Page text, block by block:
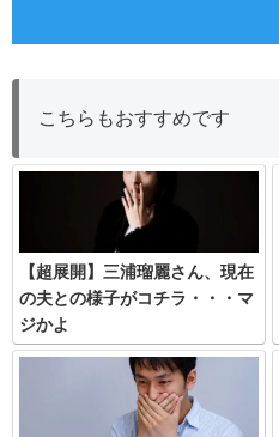
こちらもおすすめです
【超展開】三浦瑠麗さん、現在
の夫との様子がコチラ・・・マ
ジかよ